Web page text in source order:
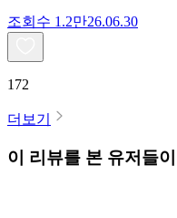
조회수 1.2만26.06.30
172
더보기
이 리뷰를 본 유저들